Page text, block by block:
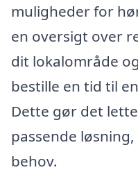
muligheder for
en oversigt over
dit lokalområde
bestille en tid til
Dette gør det
passende
behov.